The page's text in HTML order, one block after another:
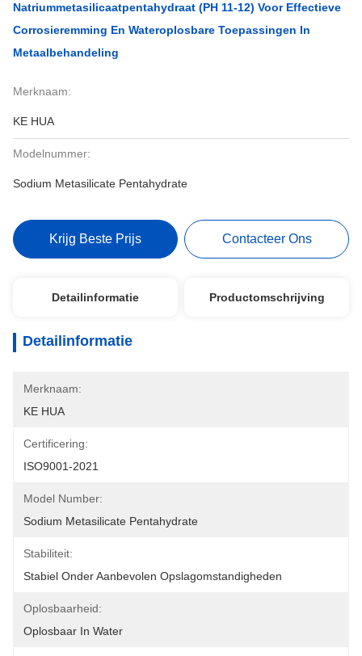
Natriummetasilicaatpentahydraat (pH 11-12) Voor Effectieve
Corrosieremming En Wateroplosbare Toepassingen In
Metaalbehandeling
Merknaam:
KE HUA
Modelnummer:
Sodium Metasilicate Pentahydrate
Krijg Beste Prijs Contacteer Ons
Detailinformatie Productomschrijving
Detailinformatie
Merknaam:
KE HUA
Certificering:
ISO9001-2021
Model Number:
Sodium Metasilicate Pentahydrate
Stabiliteit:
Stabiel Onder Aanbevolen Opslagomstandigheden
Oplosbaarheid:
Oplosbaar In Water